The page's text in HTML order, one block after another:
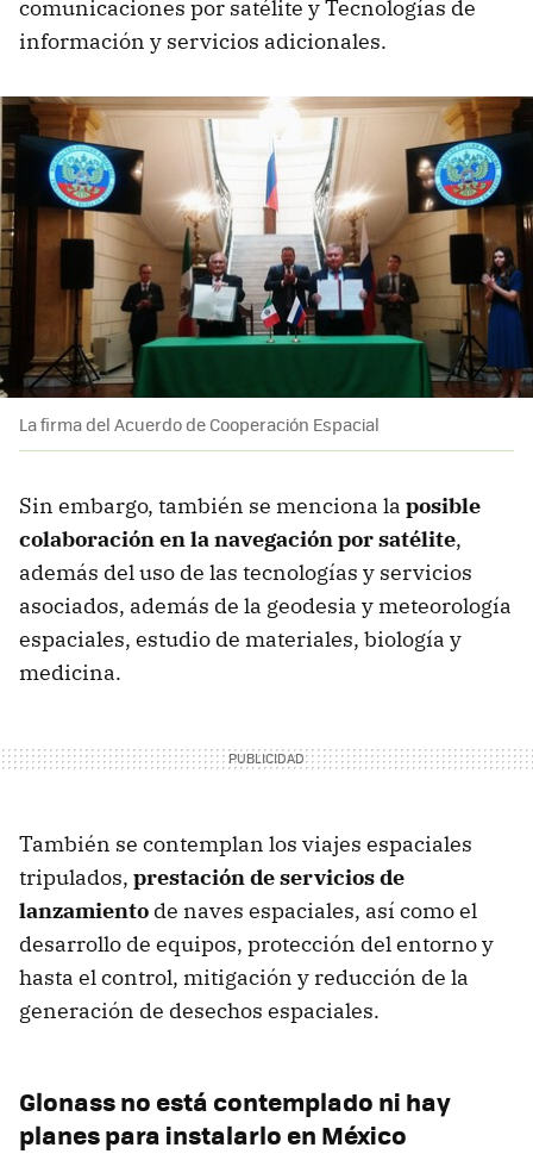
comunicaciones por satélite y Tecnologías de
información y servicios adicionales.
La firma del Acuerdo de Cooperación Espacial
Sin embargo, también se menciona la posible
colaboración en la navegación por satélite,
además del uso de las tecnologías y servicios
asociados, además de la geodesia y meteorología
espaciales, estudio de materiales, biología y
medicina.
También se contemplan los viajes espaciales
tripulados, prestación de servicios de
lanzamiento de naves espaciales, así como el
desarrollo de equipos, protección del entorno y
hasta el control, mitigación y reducción de la
generación de desechos espaciales.
Glonass no está contemplado ni hay
planes para instalarlo en México